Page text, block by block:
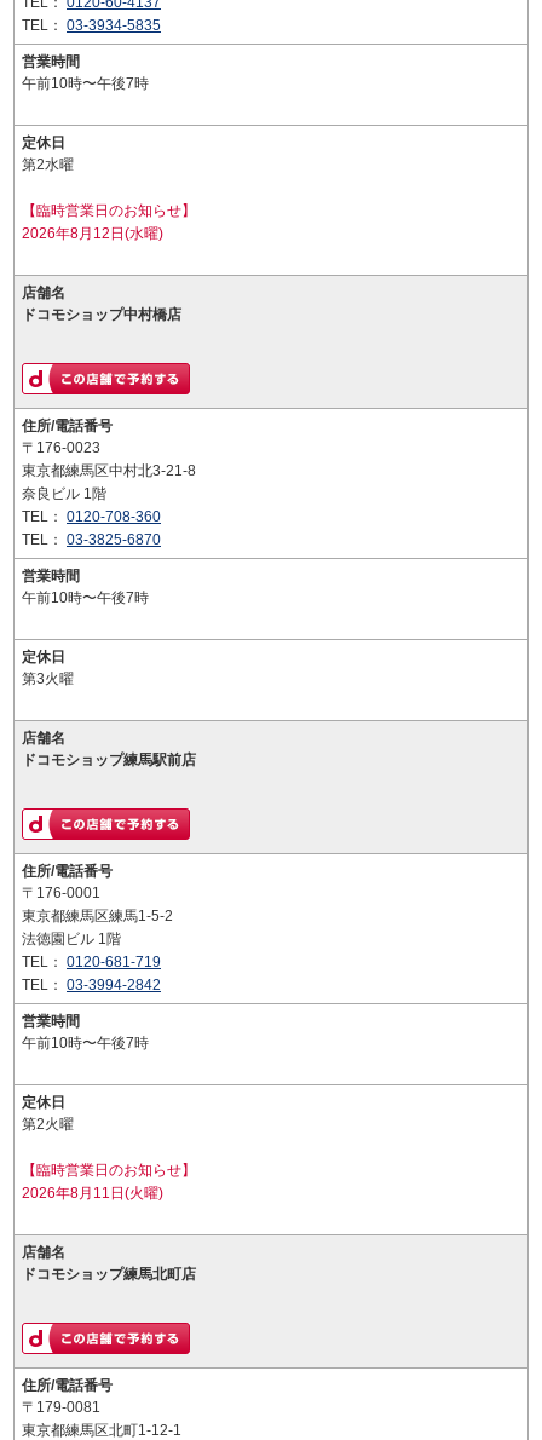
TEL： 03-3934-5835
営業時間
午前10時〜午後7時
定休日
第2水曜
【臨時営業日のお知らせ】
2026年8月12日(水曜)
店舗名
ドコモショップ中村橋店
住所/電話番号
〒176-0023
東京都練馬区中村北3-21-8
奈良ビル 1階
TEL： 0120-708-360
TEL： 03-3825-6870
営業時間
午前10時〜午後7時
定休日
第3火曜
店舗名
ドコモショップ練馬駅前店
住所/電話番号
〒176-0001
東京都練馬区練馬1-5-2
法徳園ビル 1階
TEL： 0120-681-719
TEL： 03-3994-2842
営業時間
午前10時〜午後7時
定休日
第2火曜
【臨時営業日のお知らせ】
2026年8月11日(火曜)
店舗名
ドコモショップ練馬北町店
住所/電話番号
〒179-0081
東京都練馬区北町1-12-1